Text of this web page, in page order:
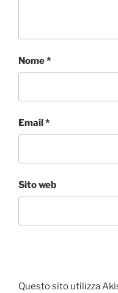
Nome*
Email*
Sito web
Questo sito utilizza